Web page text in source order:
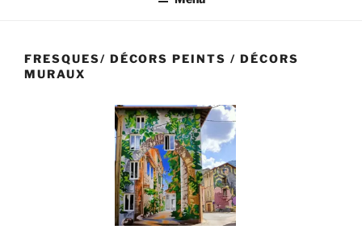
FRESQUES/ DÉCORS PEINTS / DÉCORS
MURAUX